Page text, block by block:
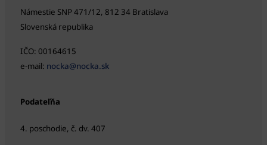
Námestie SNP 471/12, 812 34 Bratislava
Slovenská republika
IČO: 00164615
e-mail: nocka@nocka.sk
Podateľňa
4. poschodie, č. dv. 407